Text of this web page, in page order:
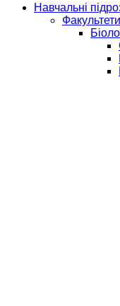
Навчальні
Факультети